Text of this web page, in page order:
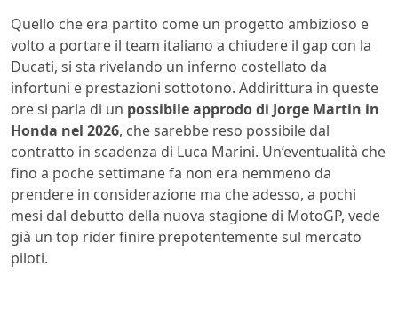
Quello che era partito come un progetto ambizioso e
volto a portare il team italiano a chiudere il gap con la
Ducati, si sta rivelando un inferno costellato da
infortuni e prestazioni sottotono. Addirittura in queste
ore si parla di un possibile approdo di Jorge Martin in
Honda nel 2026, che sarebbe reso possibile dal
contratto in scadenza di Luca Marini. Un’eventualità che
fino a poche settimane fa non era nemmeno da
prendere in considerazione ma che adesso, a pochi
mesi dal debutto della nuova stagione di MotoGP, vede
già un top rider finire prepotentemente sul mercato
piloti.